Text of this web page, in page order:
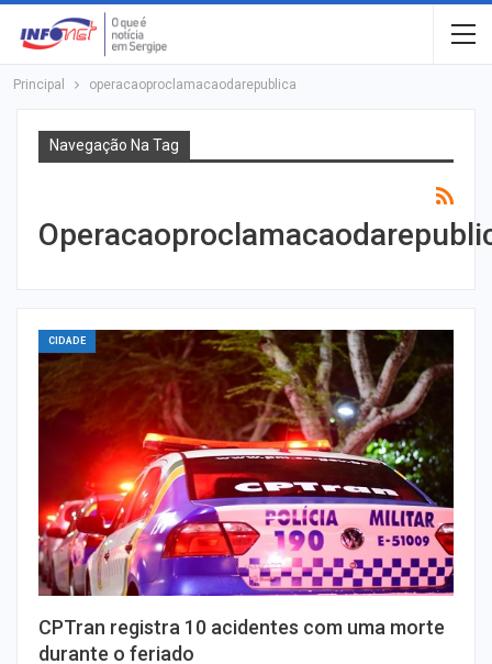
Principal operacaoproclamacaodarepublica
Navegação Na Tag
CIDADE
CPTran registra 10 acidentes com uma morte
durante o feriado